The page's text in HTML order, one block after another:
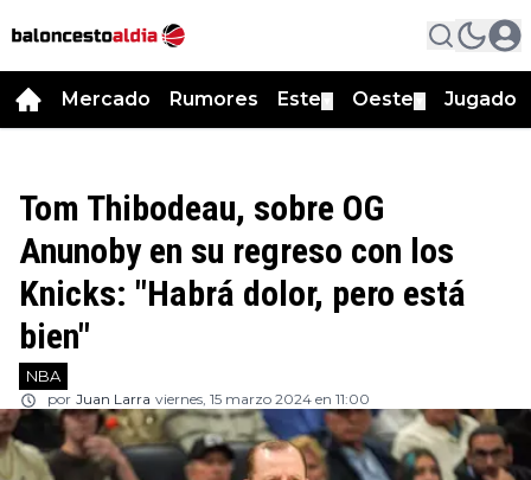
Mercado Rumores Este Oeste
Tom Thibodeau, sobre OG
Anunoby en su regreso con los
Knicks: "Habrá dolor, pero está
bien"
NBA
por Juan Larra viernes, 15 marzo 2024 en 11:00